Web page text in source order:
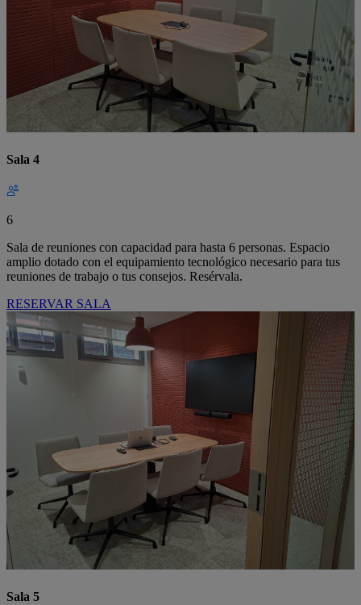
Sala 4
6
Sala de reuniones con capacidad para hasta 6 personas. Espacio
amplio dotado con el equipamiento tecnológico necesario para tus
reuniones de trabajo o tus consejos. Resérvala.
RESERVAR SALA
Sala 5